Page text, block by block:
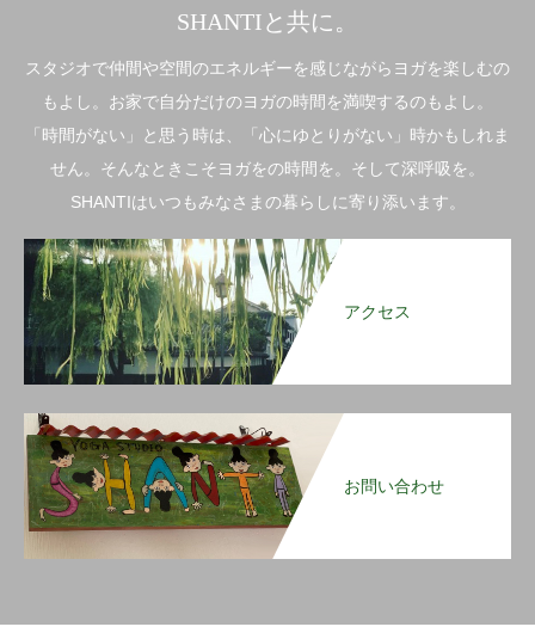
SHANTIと共に。
スタジオで仲間や空間のエネルギーを感じながらヨガを楽しむの
もよし。お家で自分だけのヨガの時間を満喫するのもよし。
「時間がない」と思う時は、「心にゆとりがない」時かもしれま
せん。そんなときこそヨガをの時間を。そして深呼吸を。
SHANTIはいつもみなさまの暮らしに寄り添います。
アクセス
お問い合わせ